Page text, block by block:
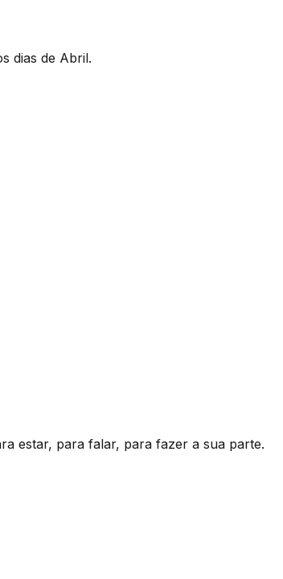
dias de Abril.
estar, para falar, para fazer a sua parte.